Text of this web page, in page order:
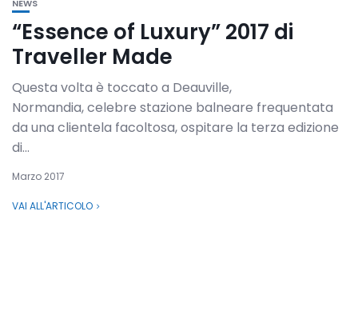
NEWS
“Essence of Luxury” 2017 di
Traveller Made
Questa volta è toccato a Deauville,
Normandia, celebre stazione balneare frequentata
da una clientela facoltosa, ospitare la terza edizione
di...
Marzo 2017
VAI ALL'ARTICOLO